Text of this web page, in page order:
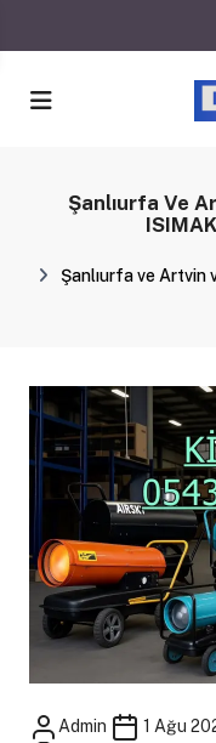
Şanlıurfa Ve
Şanlıurfa ve Artvin
Admin 1 Ağu